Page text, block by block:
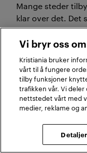
Mange steder
klar over det. Det
er hyggelig!
der.
Merk:
artikkelen, kan i
eller fjernes av
spør før du kjøper.
Steder å
Vi bryr oss
Kristiania bruker
vårt til å fungere
tilby funksjoner
trafikken vår. Vi
nettstedet vårt med
medier, reklame og
Detaljer